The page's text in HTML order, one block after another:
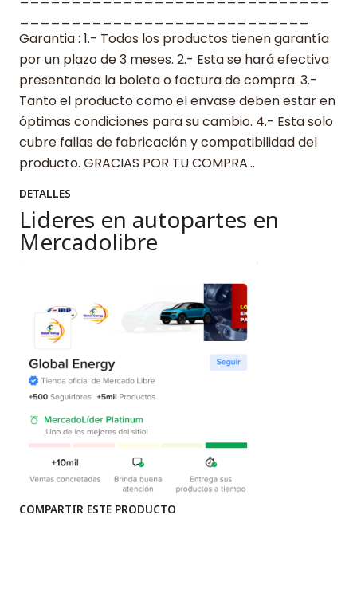
Garantia : 1.- Todos los productos tienen garantía
por un plazo de 3 meses. 2.- Esta se hará efectiva
presentando la boleta o factura de compra. 3.-
Tanto el producto como el envase deben estar en
óptimas condiciones para su cambio. 4.- Esta solo
cubre fallas de fabricación y compatibilidad del
producto. GRACIAS POR TU COMPRA…
DETALLES
Lideres en autopartes en
Mercadolibre
COMPARTIR ESTE PRODUCTO